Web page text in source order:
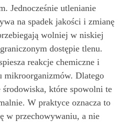
Jednocześnie utlenianie
na spadek jakości i zmianę
wolniej w niskiej
dostępie tlenu.
reakcje chemiczne i
mikroorganizmów. Dlatego
które spowolni te
W praktyce oznacza to
w przechowywaniu, a nie